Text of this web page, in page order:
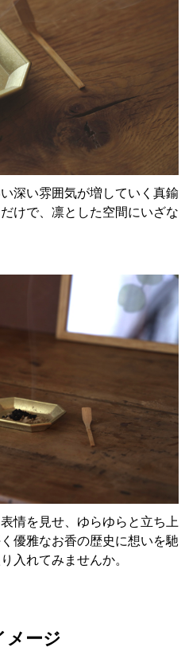
深い雰囲気が増していく真鍮
けで、凛とした空間にいざな
情を見せ、ゆらゆらと立ち上
優雅なお香の歴史に想いを馳
入れてみませんか。
メージ